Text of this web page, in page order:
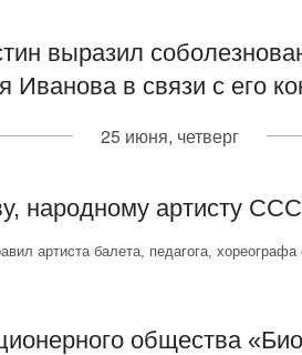
выразил
Иванова в связи с его
25 июня, четверг
народному артисту
артиста балета, педагога,
общества